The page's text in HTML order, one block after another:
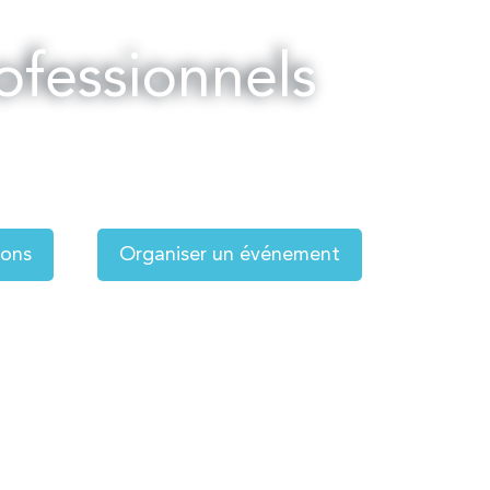
Organiser un événement